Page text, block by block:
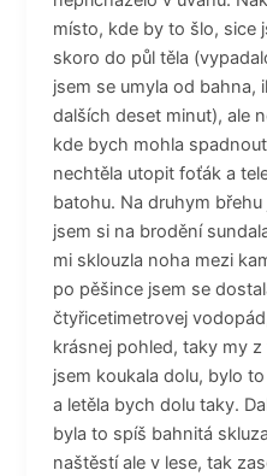
místo, kde by to šlo, sice
skoro do půl těla
jsem se umyla od bahna,
dalších deset minut), ale
kde bych mohla
nechtěla utopit foťák a
batohu. Na druhym
jsem si na brodění
mi sklouzla noha mezi
po pěšince jsem se
čtyřicetimetrovej
krásnej pohled, taky my
jsem koukala dolu, bylo
a letěla bych dolu taky.
byla to spíš bahnitá
naštěstí ale v lese, tak